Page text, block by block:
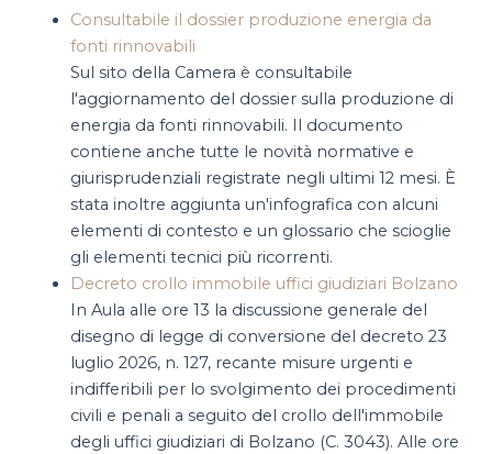
Consultabile il dossier produzione energia da
fonti rinnovabili
Sul sito della Camera è consultabile
l'aggiornamento del dossier sulla produzione di
energia da fonti rinnovabili. Il documento
contiene anche tutte le novità normative e
giurisprudenziali registrate negli ultimi 12 mesi. È
stata inoltre aggiunta un'infografica con alcuni
elementi di contesto e un glossario che scioglie
gli elementi tecnici più ricorrenti.
Decreto crollo immobile uffici giudiziari Bolzano
In Aula alle ore 13 la discussione generale del
disegno di legge di conversione del decreto 23
luglio 2026, n. 127, recante misure urgenti e
indifferibili per lo svolgimento dei procedimenti
civili e penali a seguito del crollo dell'immobile
degli uffici giudiziari di Bolzano (C. 3043​). Alle ore